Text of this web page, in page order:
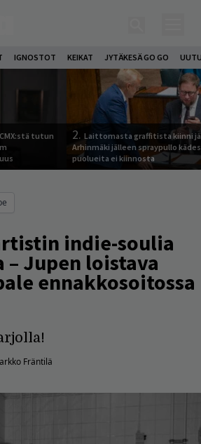
IGNOSTOT KEIKAT JYTÄKESÄ GO GO
tutun
2. Laittomasta graffitista kiinni
Arhinmäki jälleen spraypullo
puolueita ei kiinnosta
indie-soulia
Jupen loistava
ennakkosoitossa
Fräntilä